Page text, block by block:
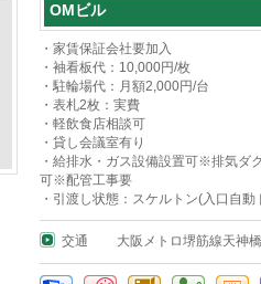
OMビル
・家賃保証会社要加入
・袖看板代：10,000円/枚
・駐輪場代：月額2,000円/台
・表札2枚：実費
・軽飲食店相談可
・貸し会議室有り
・給排水・ガス設備設置可※排気ダ
可※配管工事要
・引渡し状態：スケルトン(入口自
交通 大阪メトロ堺筋線天神